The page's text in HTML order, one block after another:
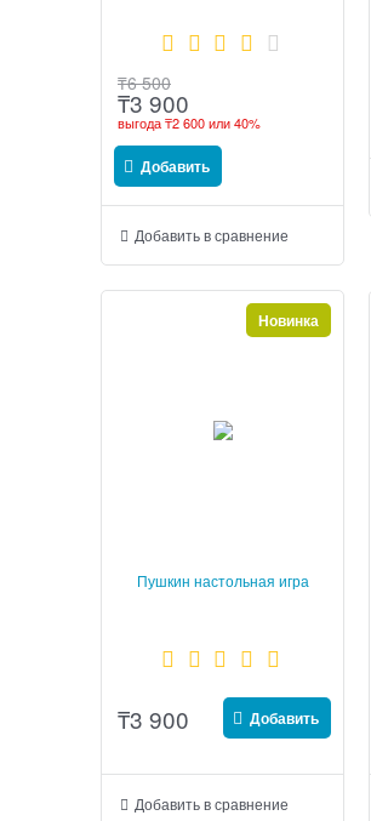
₸6 500
₸3 900
выгода₸2 600или40%
Добавить
Добавить в сравнение
Пушкин настольная игра
Новинка
₸3 900 Добавить
Добавить в сравнение